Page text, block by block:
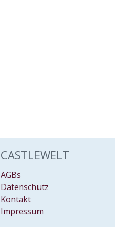
CASTLEWELT
AGBs
Datenschutz
Kontakt
Impressum